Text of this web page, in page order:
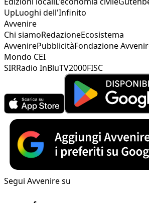
UpLuoghi dell'Infinito
Avvenire
Chi siamoRedazioneEcosistema
AvvenirePubblicitàFondazione
Mondo CEI
SIRRadio InBluTV2000FISC
Segui Avvenire su